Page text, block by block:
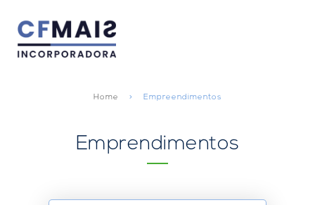
Sobre nós
Home Empreendimentos
Emprendimentos